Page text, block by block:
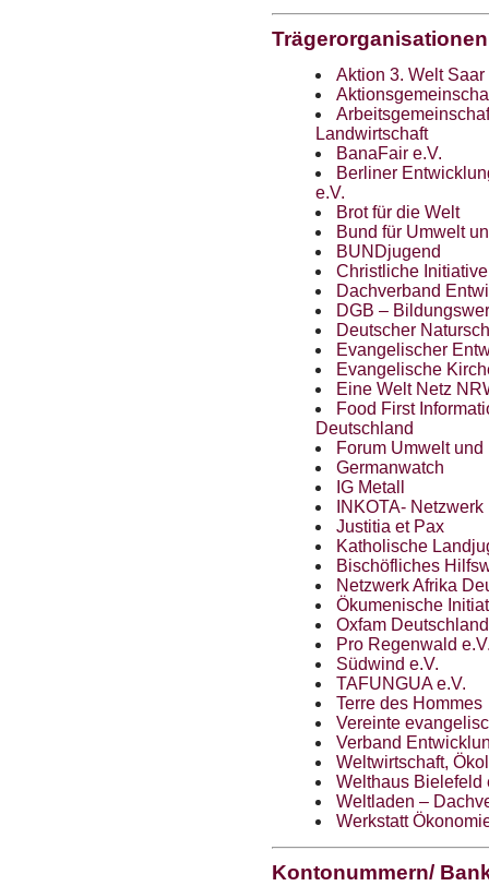
Aktion 3. Welt Saar
Landwirtschaft
BanaFair e.V.
Berliner
e.V.
Brot für die Welt
Bund für Umwelt
BUNDjugend
Christliche
Dachverband
DGB –
Deutscher
Evangelischer
Evangelische
Eine Welt Netz
Food First
Deutschland
Forum Umwelt
Germanwatch
IG Metall
INKOTA- Netzwerk
Justitia et Pax
Katholische
Bischöfliches
Netzwerk Afrika
Ökumenische
Oxfam
Pro Regenwald
Südwind e.V.
TAFUNGUAe.V.
Terre des Hommes
Vereinte
Verband
Weltwirtschaft,
Welthaus Bielefeld
Weltladen –
Werkstatt
Kontonummern/